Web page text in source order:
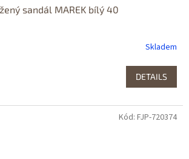
sandál MAREK bílý 40
Skladem
DETAILS
Kód: FJP-720374